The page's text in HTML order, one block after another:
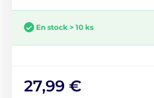
En stock > 10 ks
27,99 €